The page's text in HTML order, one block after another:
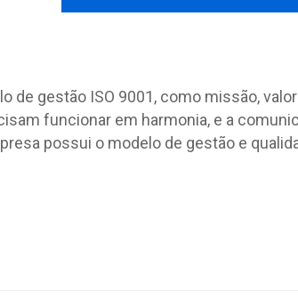
de gestão ISO 9001, como missão,
funcionar em harmonia, e a
possui o modelo de gestão e